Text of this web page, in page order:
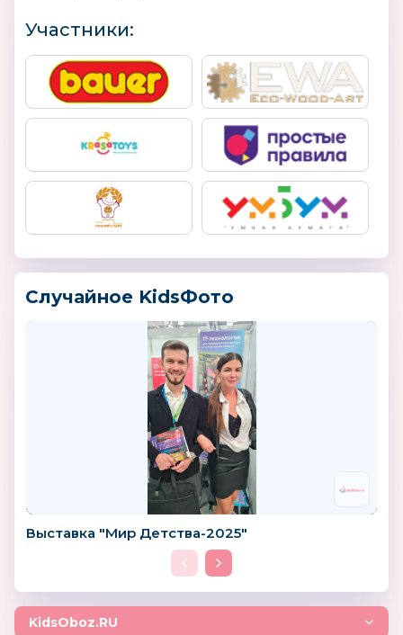
Участники:
Случайное KidsФото
Выставка "Мир Детства-2025"
KidsOboz.RU